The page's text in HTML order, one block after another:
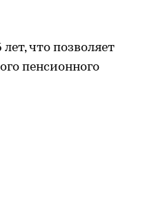
что позволяет
пенсионного